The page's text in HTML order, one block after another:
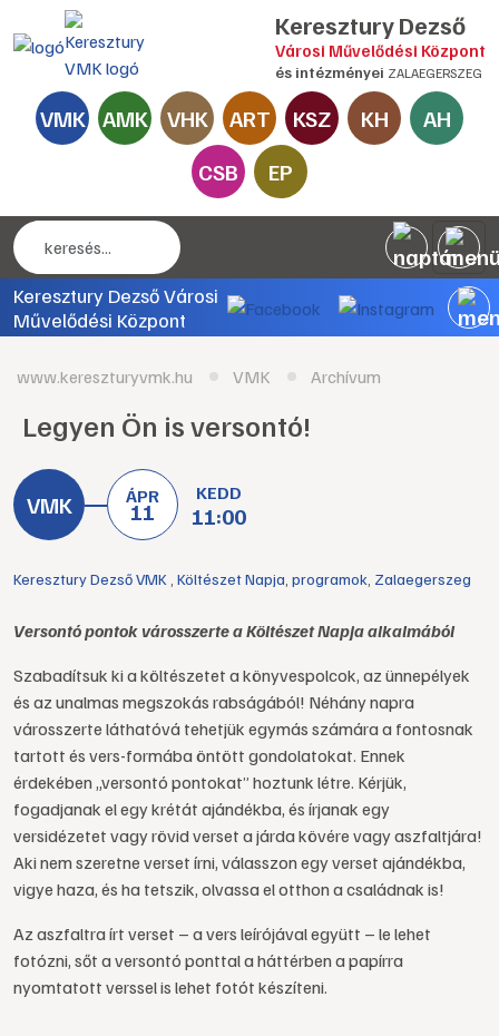
Keresztury Dezső
Városi Művelődési Központ
és intézményei ZALAEGERSZEG
VMK AMK VHK ART KSZ KH
AH
CSB
EP
Keresztury Dezső Városi
Művelődési Központ
www.kereszturyvmk.hu VMK Archívum
Legyen Ön is versontó!
ÁPR
11
KEDD
11:00
Keresztury Dezső VMK Költészet Napja programok Zalaegerszeg
Versontó pontok városszerte a Költészet Napja alkalmából
Szabadítsuk ki a költészetet a könyvespolcok, az ünnepélyek
és az unalmas megszokás rabságából! Néhány napra
városszerte láthatóvá tehetjük egymás számára a fontosnak
tartott és vers-formába öntött gondolatokat. Ennek
érdekében „versontó pontokat” hoztunk létre. Kérjük,
fogadjanak el egy krétát ajándékba, és írjanak egy
versidézetet vagy rövid verset a járda kövére vagy aszfaltjára!
Aki nem szeretne verset írni, válasszon egy verset ajándékba,
vigye haza, és ha tetszik, olvassa el otthon a családnak is!
Az aszfaltra írt verset – a vers leírójával együtt – le lehet
fotózni, sőt a versontó ponttal a háttérben a papírra
nyomtatott verssel is lehet fotót készíteni.